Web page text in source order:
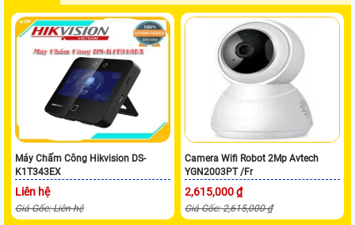
Máy Chấm Công Hikvision DS-
K1T343EX
Liên hệ
Giá Gốc: Liên hệ
Camera Wifi Robot 2Mp Avtech
YGN2003PT /Fr
2,615,000 ₫
Giá Gốc: 2,615,000 ₫